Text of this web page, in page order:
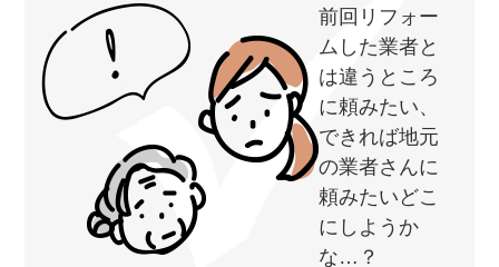
前回リフォー
ムした業者と
は違うところ
に頼みたい、
できれば地元
の業者さんに
頼みたいどこ
にしようか
な…？